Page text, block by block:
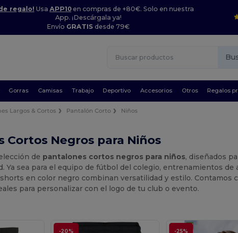
de regalo! Usa APP10en compras de +80€. Solo en nuestra
App. ¡Descárgala ya!
Envío GRATIS desde 79€
Gorras Camisas Trabajo Deportivo Accesorios Otros Regalos
Largos & Cortos Pantalón Corto Niños
Cortos Negros para Niños
de pantalones cortos negros para niños, diseñados
Ya sea para el equipo de fútbol del colegio, entrenamientos
en color negro combinan versatilidad y estilo.
para personalizar con el logo de tu club o evento.
-20% -25%